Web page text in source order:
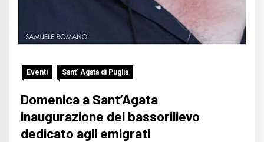
Eventi Sant' Agata di Puglia
Domenica a Sant’Agata
inaugurazione del bassorilievo
dedicato agli emigrati